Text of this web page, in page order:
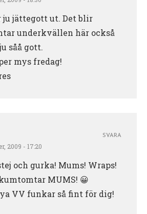
ju jättegott ut. Det blir
underkvällen här också
såå gott.
mys fredag!
2009 - 17:20
och gurka! Mums! Wraps!
MUMS! 😀
VV funkar så fint för dig!
SVARA